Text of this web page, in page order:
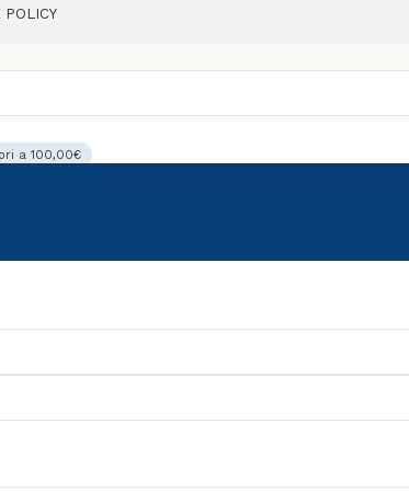
POLICY
a 100,00€